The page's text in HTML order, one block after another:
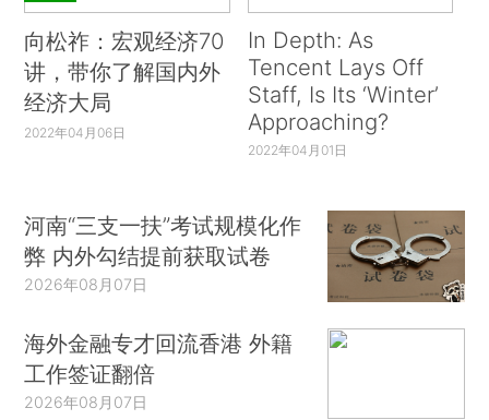
向松祚：宏观经济70
讲，带你了解国内外
经济大局
2022年04月06日
In Depth: As
Tencent Lays Off
Staff, Is Its ‘Winter’
Approaching?
2022年04月01日
河南“三支一扶”考试规模化作
弊 内外勾结提前获取试卷
2026年08月07日
海外金融专才回流香港 外籍
工作签证翻倍
2026年08月07日